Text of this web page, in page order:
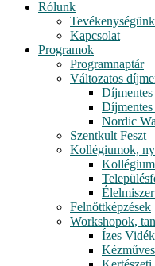
Rólunk
Tevékenységünk
Kapcsolat
Programok
Programnaptár
Változatos
Nordic
Szentkult Feszt
Kollégiumok,
Felnőttképzések
Workshopok,
Ízes